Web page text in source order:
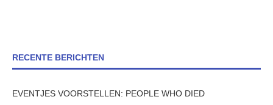
RECENTE BERICHTEN
EVENTJES VOORSTELLEN: PEOPLE WHO DIED